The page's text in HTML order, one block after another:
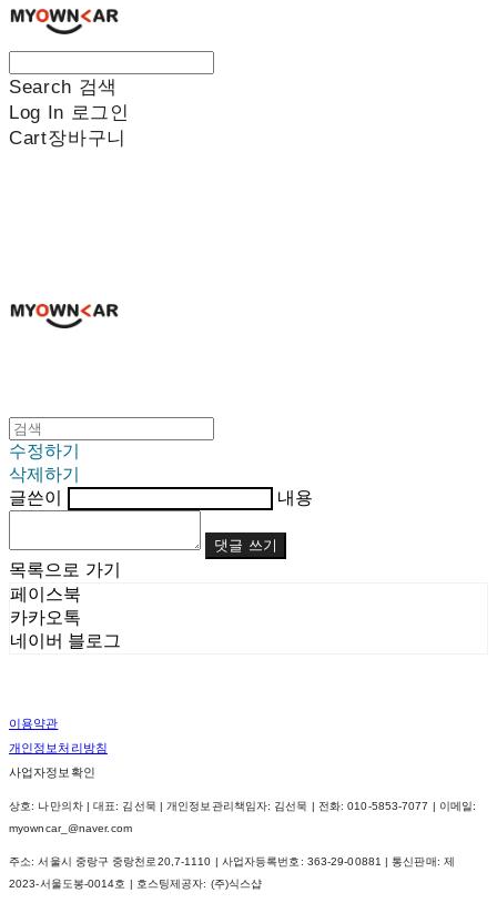
Search 검색
Log In 로그인
Cart장바구니
수정하기
삭제하기
글쓴이
내용
댓글 쓰기
목록으로 가기
페이스북
카카오톡
네이버 블로그
이용약관
개인정보처리방침
사업자정보확인
상호: 나만의차 | 대표: 김선묵 | 개인정보관리책임자: 김선묵 | 전화: 010-5853-7077 | 이메일:
myowncar_@naver.com
주소: 서울시 중랑구 중랑천로20,7-1110 | 사업자등록번호: 363-29-00881 | 통신판매: 제
2023-서울도봉-0014호
| 호스팅제공자: (주)식스샵